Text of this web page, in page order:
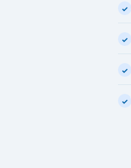
✓
✓
✓
✓